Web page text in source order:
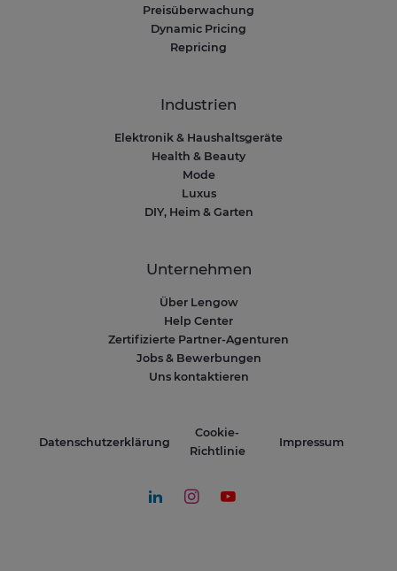
Preisüberwachung
Dynamic Pricing
Repricing
Industrien
Elektronik & Haushaltsgeräte
Health & Beauty
Mode
Luxus
DIY, Heim & Garten
Unternehmen
Über Lengow
Help Center
Zertifizierte Partner-Agenturen
Jobs & Bewerbungen
Uns kontaktieren
Datenschutzerklärung
Cookie-
Richtlinie
Impressum